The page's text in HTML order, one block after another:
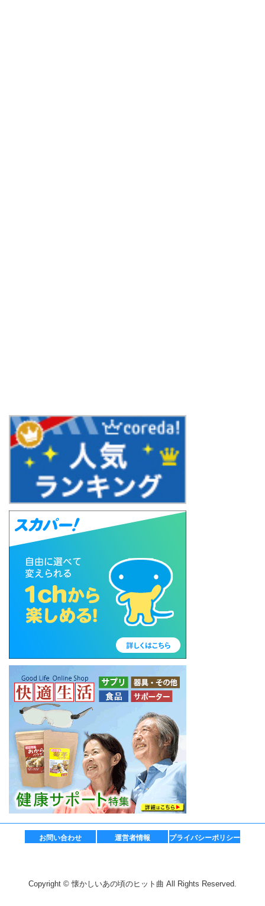
お問い合わせ 運営者情報 プライバシーポリシー
Copyright © 懐かしいあの頃のヒット曲 All Rights Reserved.